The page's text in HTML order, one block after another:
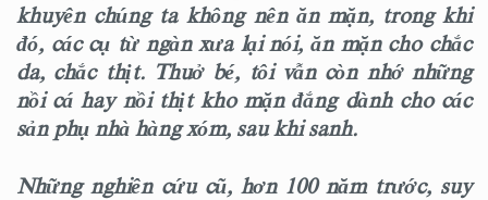
khuyên chúng ta không nên ăn mặn, trong khi
đó, các cụ từ ngàn xưa lại nói, ăn mặn cho chắc
da, chắc thịt. Thuở bé, tôi vẫn còn nhớ những
nồi cá hay nồi thịt kho mặn đắng dành cho các
sản phụ nhà hàng xóm, sau khi sanh.
Những nghiên cứu cũ, hơn 100 năm trước, suy